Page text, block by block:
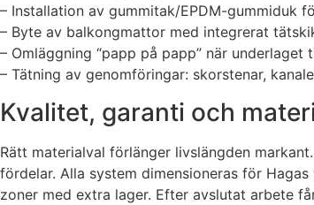
– Installation av gummitak/EPDM-gummiduk
– Byte av balkongmattor med integrerat
– Omläggning “papp på papp” när
– Tätning av genomföringar: skorstenar,
Kvalitet, garanti och
Rätt materialval förlänger livslängden
fördelar. Alla system dimensioneras för
zoner med extra lager. Efter avslutat arbete